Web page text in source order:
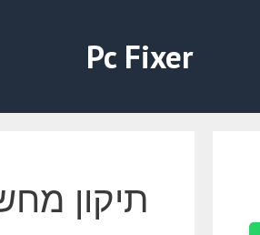
Pc Fixer
תיקון